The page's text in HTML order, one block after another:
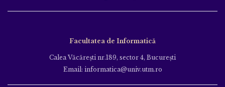
Facultatea de Informatică
Calea Văcăreşti nr.189, sector 4, Bucureşti
Email: informatica@univ.utm.ro